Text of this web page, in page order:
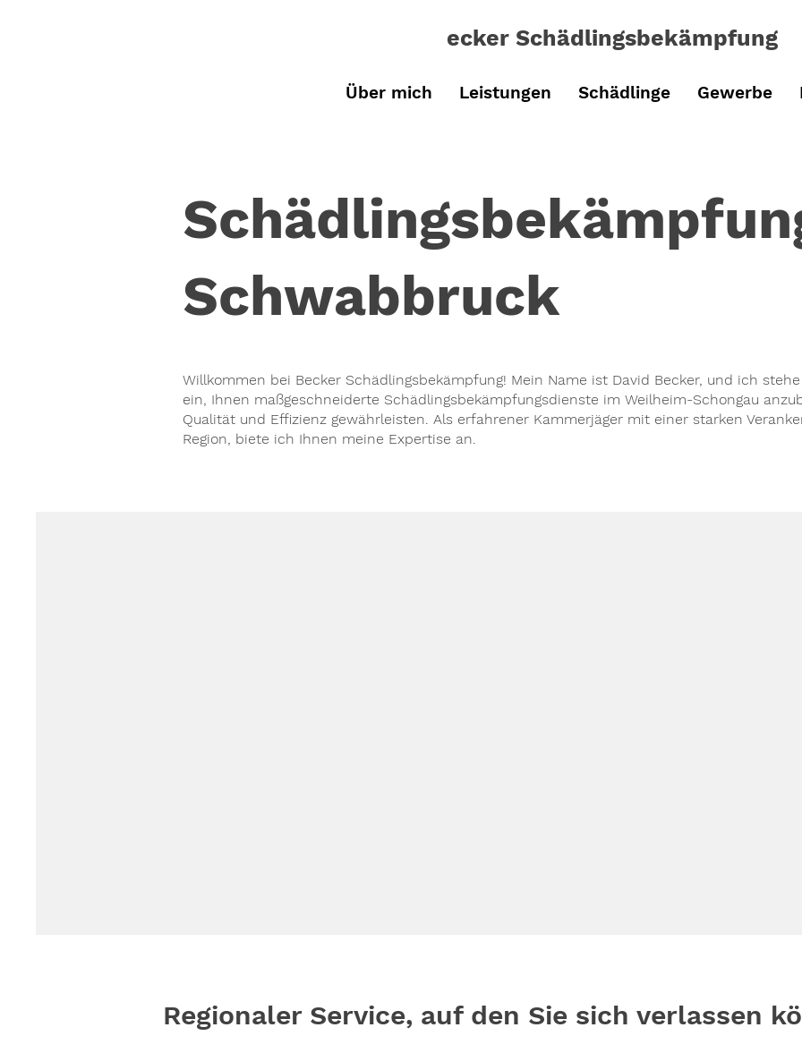
ecker Schädlingsbekämpfung
Über mich Leistungen Schädlinge Gewerbe
Schwabbruck
Willkommen bei Becker Schädlingsbekämpfung! Mein Name ist David Becker, und ich
ein, Ihnen maßgeschneiderte Schädlingsbekämpfungsdienste im Weilheim-Schongau
Qualität und Effizienz gewährleisten. Als erfahrener Kammerjäger mit einer starken
Region, biete ich Ihnen meine Expertise an.
Regionaler Service, auf den Sie sich verlassen